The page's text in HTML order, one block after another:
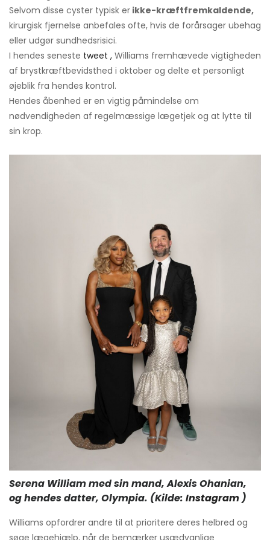
Selvom disse cyster typisk er ikke-kræftfremkaldende,
kirurgisk fjernelse anbefales ofte, hvis de forårsager ubehag
eller udgør sundhedsrisici.
I hendes seneste tweet , Williams fremhævede vigtigheden
af ​​brystkræftbevidsthed i oktober og delte et personligt
øjeblik fra hendes kontrol.
Hendes åbenhed er en vigtig påmindelse om
nødvendigheden af ​​regelmæssige lægetjek og at lytte til
sin krop.
Serena William med sin mand, Alexis Ohanian,
og hendes datter, Olympia. (Kilde: Instagram)
Williams opfordrer andre til at prioritere deres helbred og
søge lægehjælp, når de bemærker usædvanlige